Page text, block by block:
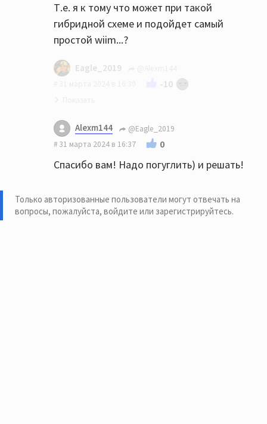
Т.е. я к тому что может при такой
гибридной схеме и подойдет самый
простой wiim...?
Eagle_2019
-10
Самый простой - это mini, там только
оптический выход!
коммутационных возможностей
Alexm144
@Eagle_2019
31 марта 2024 в 16:37
0
Спасибо вам! Надо погуглить) и решать!
Только авторизованные пользователи могут отвечать на
вопросы, пожалуйста, войдите или зарегистрируйтесь.